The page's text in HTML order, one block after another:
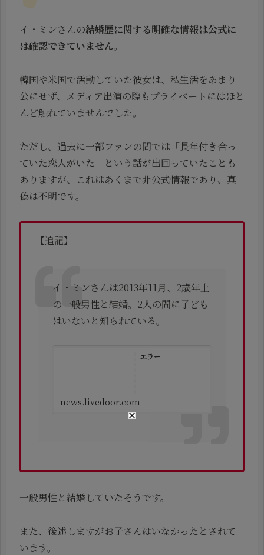
イ・ミンさんの結婚歴に関する明確な情報は公式に
は確認できていません。
韓国や米国で活動していた彼女は、私生活をあまり
公にせず、メディア出演の際もプライベートにはほと
んど触れていませんでした。
ただし、過去に一部ファンの間では「長年付き合っ
ていた恋人がいた」という話が出回っていたことも
ありますが、これはあくまで非公式情報であり、真
偽は不明です。
【追記】
イ・ミンさんは2013年11月、2歳年上
の一般男性と結婚。2人の間に子ども
はいないと知られている。
エラー
news.livedoor.com
一般男性と結婚していたそうです。
また、後述しますがお子さんはいなかったとされて
います。